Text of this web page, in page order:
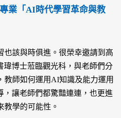
業「AI時代學習革命與教
也該與時俱進。很榮幸邀請到高
瑋博士蒞臨觀光科，與老師們分
教師如何運用AI知識及能力運用
，讓老師們都驚豔連連，也更進
學的可能性。